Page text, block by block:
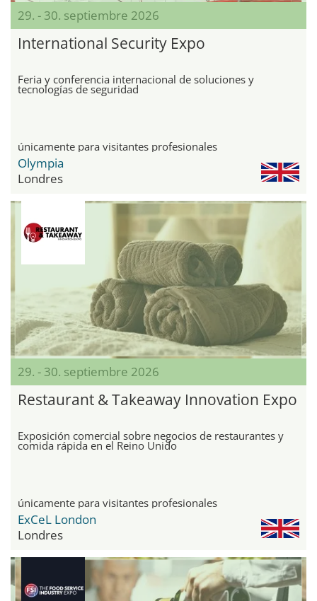
29. - 30. septiembre 2026
International Security Expo
Feria y conferencia internacional de soluciones y
tecnologías de seguridad
únicamente para visitantes profesionales
Olympia
Londres
29. - 30. septiembre 2026
Restaurant & Takeaway Innovation Expo
Exposición comercial sobre negocios de restaurantes y
comida rápida en el Reino Unido
únicamente para visitantes profesionales
ExCeL London
Londres